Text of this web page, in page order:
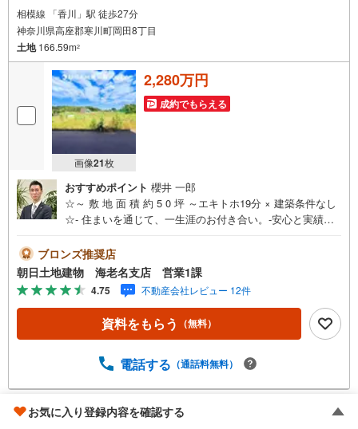
相模線 「香川」駅 徒歩27分
神奈川県高座郡寒川町岡田8丁目
土地166.59m2
画像21枚
2,280万円
成約でもらえる
おすすめポイント 櫻井 一郎
☆～ 敷 地 面 積 約 5 0 坪 ～エキトホ19分 × 建築条件なし
☆- 住まいを通じて、一生涯のお付き合い。-安心と実績の
田急線 寒川駅まで、徒歩19分の立地☆隣駅の香川駅まで
は、バス27分でご利用いただけます♪♯建築条件なし＞＞建
築条件ございませんので、お好きなハウスメーカーで建築
可能☆建物を建築されない土地のみのご希望の方も大歓迎
ブロンズ推奨店
朝日土地建物 海老名支店 営業1課
4.75 不動産会社レビュー 12件
資料をもらう （無料）
電話する （通話料無料）
茅ヶ崎市円蔵
お気に入り登録内容を確認する